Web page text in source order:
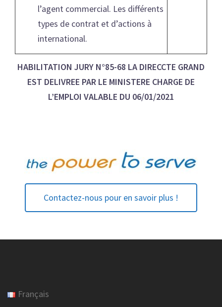
l’agent commercial. Les différents
types de contrat et d’actions à
international.
HABILITATION JURY N°85-68 LA DIRECCTE GRAND
EST DELIVREE PAR LE MINISTERE CHARGE DE
L’EMPLOI VALABLE DU 06/01/2021
Contactez-nous pour en savoir plus !
Français